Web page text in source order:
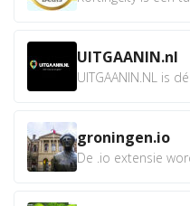
UITGAANIN.nl
groningen.io